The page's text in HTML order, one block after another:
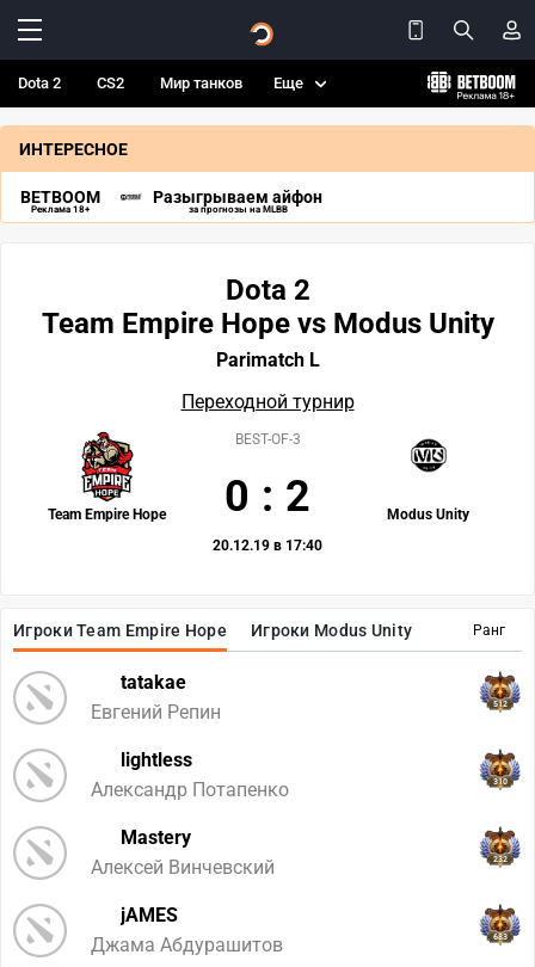
Dota 2 CS2 Мир танков Еще
ИНТЕРЕСНОЕ
BETBOOM
Реклама 18+
Разыгрываем айфон
за прогнозы на MLBB
Ранг
Игроки Team Empire Hope Игроки Modus Unity
tatakae
Евгений Репин
512
lightless
Александр Потапенко
310
Mastery
Алексей Винчевский
232
jAMES
Джама Абдурашитов
683
Dota 2
Team Empire Hope vs Modus Unity
Parimatch L
Переходной турнир
Team Empire Hope Modus Unity
BEST-OF-3
0 : 2
20.12.19 в 17:40